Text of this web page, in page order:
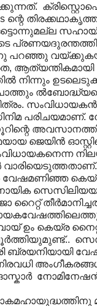
ന്റെ
പറഞ്ഞു
ആ‍ത്യന്തികമായി
നിന്നും
പാത്തും
സംവിധായകൻ
പരിചയമാണ്.
ജെയിൻ
വേഷമണിഞ്ഞ
റൈറ്റ്
ഉം കെയ്‌ര
ബ്രയനിയായി
അംഗീകരങ്ങൾ